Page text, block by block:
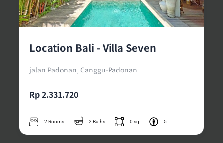
Location Bali - Villa Seven
jalan Padonan, Canggu-Padonan
Rp 2.331.720
2 Rooms 2 Baths 0 sq 5